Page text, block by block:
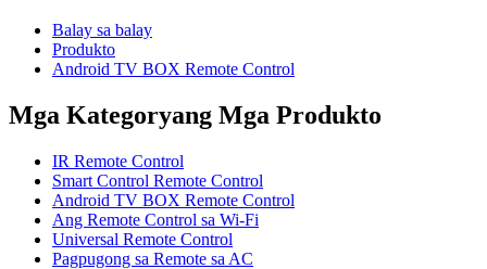
Balay sa balay
Produkto
Android TV BOX Remote Control
Mga Kategoryang Mga Produkto
IR Remote Control
Smart Control Remote Control
Android TV BOX Remote Control
Ang Remote Control sa Wi-Fi
Universal Remote Control
Pagpugong sa Remote sa AC